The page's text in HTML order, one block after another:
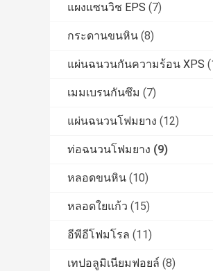
แผงแซนวิช EPS (7)
กระดานขนหิน (8)
แผ่นฉนวนกันความร้อน XPS
เมมเบรนกันซึม (7)
แผ่นฉนวนโฟมยาง (12)
ท่อฉนวนโฟมยาง (9)
หลอดขนหิน (10)
หลอดใยแก้ว (15)
อีพีอีโฟมโรล (11)
เทปอลูมิเนียมฟอยล์ (8)